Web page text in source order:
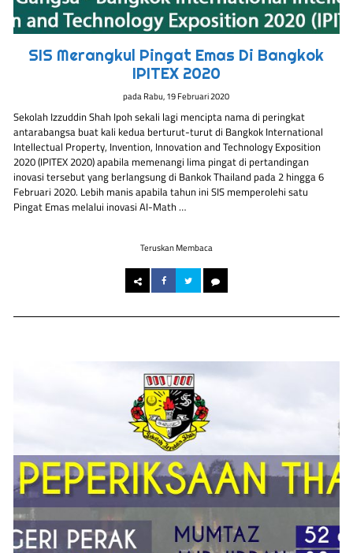
SIS Merangkul Pingat Emas Di Bangkok
IPITEX 2020
padaRabu, 19 Februari 2020
Sekolah Izzuddin Shah Ipoh sekali lagi mencipta nama di peringkat
antarabangsa buat kali kedua berturut-turut di Bangkok International
Intellectual Property, Invention, Innovation and Technology Exposition
2020 (IPITEX 2020) apabila memenangi lima pingat di pertandingan
inovasi tersebut yang berlangsung di Bankok Thailand pada 2 hingga 6
Februari 2020. Lebih manis apabila tahun ini SIS memperolehi satu
Pingat Emas melalui inovasi AI-Math …
Teruskan Membaca